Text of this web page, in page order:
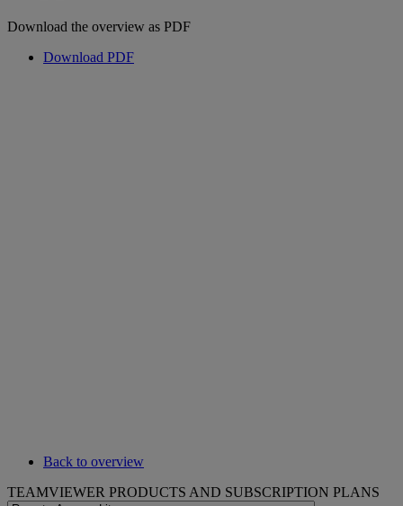
Download the overview as PDF
Download PDF
Back to overview
TEAMVIEWER PRODUCTS AND SUBSCRIPTION PLANS